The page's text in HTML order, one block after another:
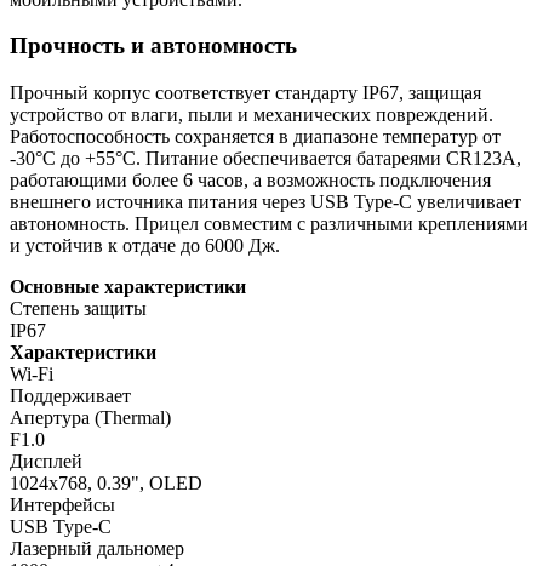
Прочность и автономность
Прочный корпус соответствует стандарту IP67, защищая
устройство от влаги, пыли и механических повреждений.
Работоспособность сохраняется в диапазоне температур от
-30°C до +55°C. Питание обеспечивается батареями CR123A,
работающими более 6 часов, а возможность подключения
внешнего источника питания через USB Type-C увеличивает
автономность. Прицел совместим с различными креплениями
и устойчив к отдаче до 6000 Дж.
Основные характеристики
Степень защиты
IP67
Характеристики
Wi-Fi
Поддерживает
Апертура (Thermal)
F1.0
Дисплей
1024x768, 0.39", OLED
Интерфейсы
USB Type-C
Лазерный дальномер